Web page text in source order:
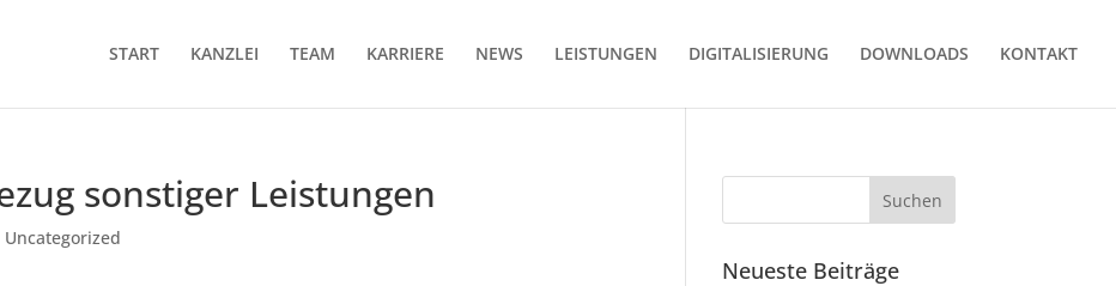
START KANZLEI TEAM KARRIERE NEWS LEISTUNGEN DIGITALISIERUNG DOWNLOADS KONTAKT
sonstiger Leistungen
Uncategorized
Neueste Beiträge